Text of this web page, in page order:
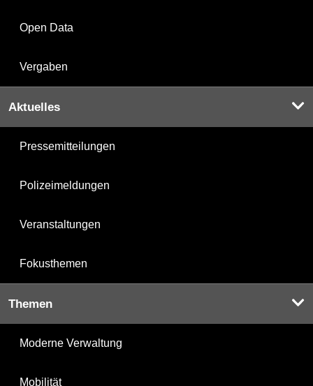
Open Data
Vergaben
Aktuelles
Pressemitteilungen
Polizeimeldungen
Veranstaltungen
Fokusthemen
Themen
Moderne Verwaltung
Mobilität